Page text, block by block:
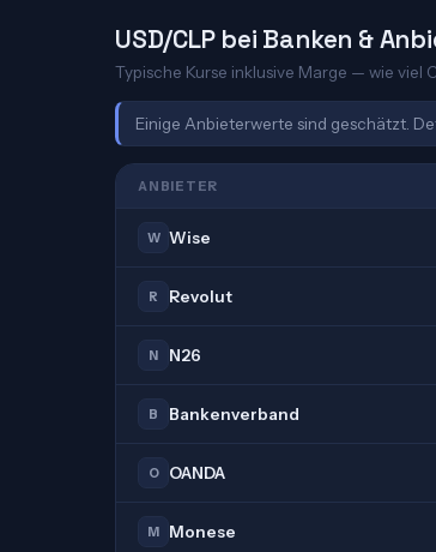
USD/CLP bei Banken &
Typische Kurse inklusive Marge — wie viel
Einige Anbieterwerte sind geschätzt.
ANBIETER
W Wise
R Revolut
N N26
B Bankenverband
O OANDA
M Monese